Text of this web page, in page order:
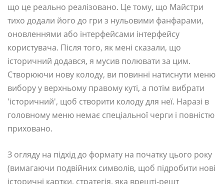
що це реально реалізовано. Це тому, що Майстри
тихо додали його до гри з нульовими фанфарами,
оновленнями або інтерфейсами інтерфейсу
користувача. Після того, як мені сказали, що
історичний додався, я мусив полювати за цим.
Створюючи нову колоду, ви повинні натиснути меню
вибору у верхньому правому куті, а потім вибрати
'історичний', щоб створити колоду для неї. Наразі в
головному меню немає спеціальної черги і повністю
приховано.
З огляду на підхід до формату на початку цього року
(вимагаючи подвійних символів, щоб підробити нові
історичні картки, стратегія, яка врешті-решт